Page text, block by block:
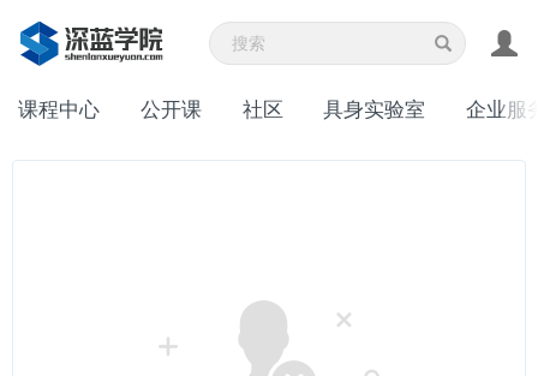
课程中心 公开课 社区 具身实验室 企业服